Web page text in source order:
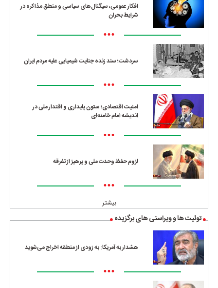
افکار عمومی، سیگنال‌های سیاسی و منطق مذاکره در
شرایط بحران
•••
سردشت؛ سند زنده جنایت شیمیایی علیه مردم ایران
•••
امنیت اقتصادی؛ ستون پایداری و اقتدار ملی در
اندیشه امام خامنه‌ای
•••
لزوم حفظ وحدت ملی و پرهیز از تفرقه
•••
بیشتر
توئیت ها و ویراستی های برگزیده
هشدار به آمریکا: به زودی از منطقه اخراج می‌شوید
•••